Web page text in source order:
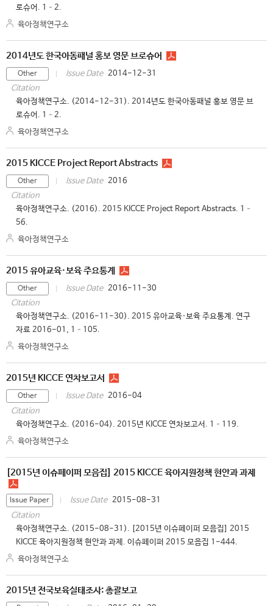
로슈어. 1–2.
육아정책연구소
2014년도 한국아동패널 홍보 영문 브로슈어
Other Issue Date 2014-12-31
Citation
육아정책연구소. (2014-12-31). 2014년도 한국아동패널 홍보 영문 브
로슈어. 1–2.
육아정책연구소
2015 KICCE Project Report Abstracts
Other Issue Date 2016
Citation
육아정책연구소. (2016). 2015 KICCE Project Report Abstracts. 1–
56.
육아정책연구소
2015 유아교육·보육 주요통계
Other Issue Date 2016-11-30
Citation
육아정책연구소. (2016-11-30). 2015 유아교육·보육 주요통계. 연구
자료 2016-01, 1–105.
육아정책연구소
2015년 KICCE 연차보고서
Other Issue Date 2016-04
Citation
육아정책연구소. (2016-04). 2015년 KICCE 연차보고서. 1–119.
육아정책연구소
[2015년 이슈페이퍼 모음집] 2015 KICCE 육아지원정책 현안과 과제
Issue Paper Issue Date 2015-08-31
Citation
육아정책연구소. (2015-08-31). [2015년 이슈페이퍼 모음집] 2015
KICCE 육아지원정책 현안과 과제. 이슈페이퍼 2015 모음집 1-444.
육아정책연구소
2015년 전국보육실태조사: 총괄보고